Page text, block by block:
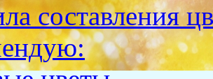
составления